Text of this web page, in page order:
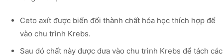
Ceto axít được biến đổi thành chất hóa học thích hợp để
vào chu trình Krebs.
Sau đó chất này được đưa vào chu trình Krebs để tách các